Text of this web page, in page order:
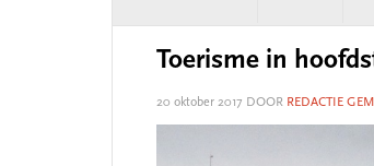
Toerisme in
20 oktober 2017 DOOR REDACTIE